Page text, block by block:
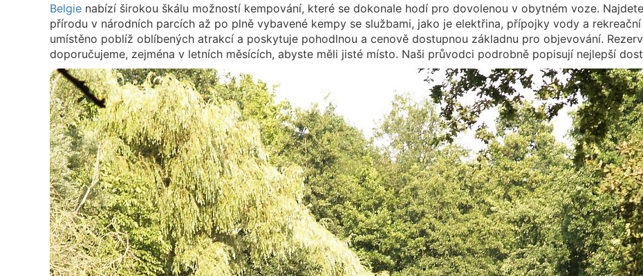
Belgie nabízí širokou škálu možností kempování, které se dokonale hodí pro dovolenou v obytném voze.
přírodu v národních parcích až po plně vybavené kempy se službami, jako je elektřina, přípojky vody a
umístěno poblíž oblíbených atrakcí a poskytuje pohodlnou a cenově dostupnou základnu pro objevování.
doporučujeme, zejména v letních měsících, abyste měli jisté místo. Naši průvodci podrobně popisují nejlepší